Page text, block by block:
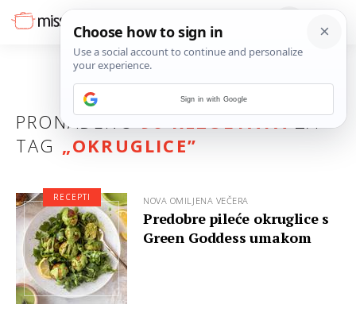
PRONAĐENO90 REZULTATAZA
TAG „OKRUGLICE”
NOVA OMILJENA VEČERA
Predobre pileće okruglice s
Green Goddess umakom
RECEPTI
Sign in with Google